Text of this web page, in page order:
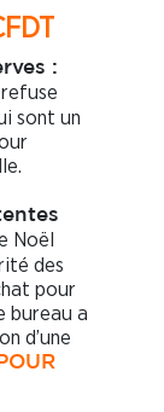
:
refuse
sont un
Noël
des
pour
bureau a
d’une
POUR